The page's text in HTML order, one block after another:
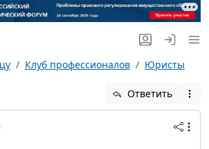
Клуб профессионалов Юристы
Ответить